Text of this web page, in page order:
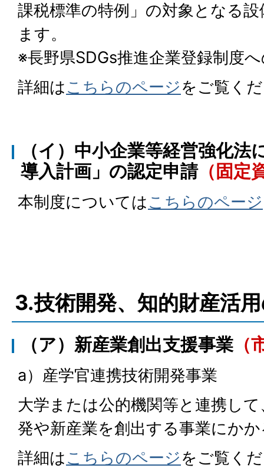
課税標準の特例」の対象となる
ます。
※長野県SDGs推進企業登録制度
詳細はこちらのページをご覧く
（イ）中小企業等経営強化
導入計画」の認定申請（固定
本制度についてはこちらのページ
3.技術開発、知的財産活
（ア）新産業創出支援事業 （
a）産学官連携技術開発事業
大学または公的機関等と連携し
発や新産業を創出する事業にか
詳細はこちらのページをご覧く